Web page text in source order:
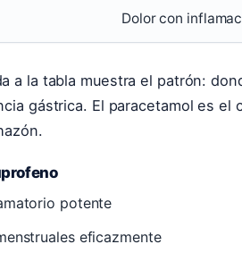
Dolor con
a la tabla muestra el patrón:
gástrica. El paracetamol es el
potente
eficazmente